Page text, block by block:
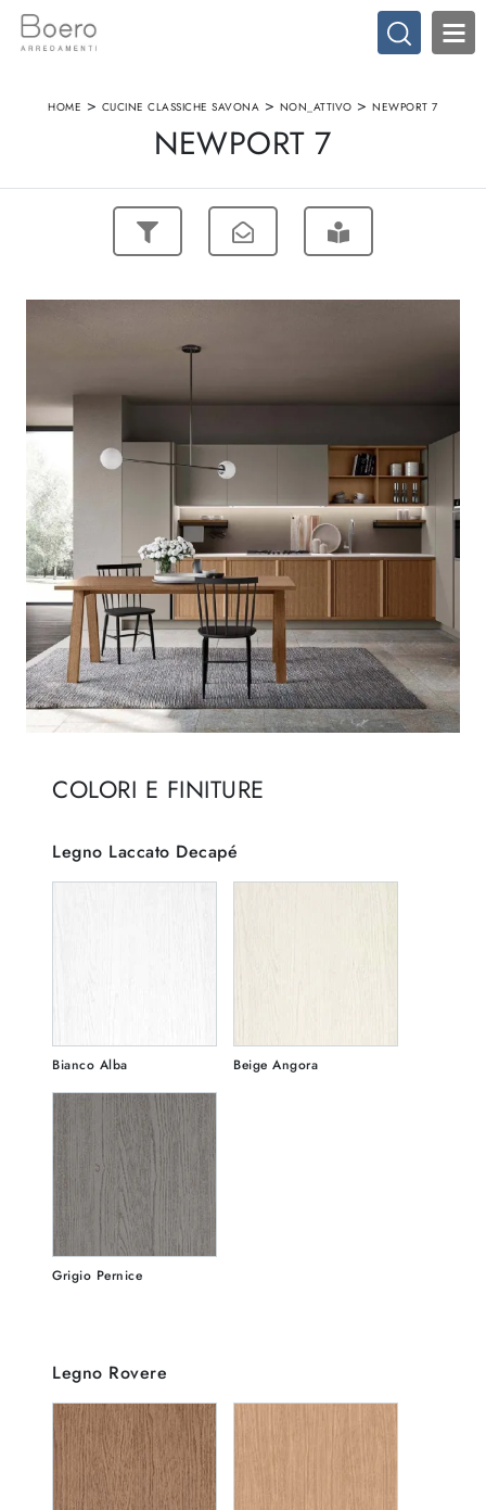
HOME > CUCINE CLASSICHE SAVONA > NON_ATTIVO >NEWPORT 7
NEWPORT 7
COLORI E FINITURE
Legno Laccato Decapé
Bianco Alba Beige Angora
Grigio Pernice
Legno Rovere